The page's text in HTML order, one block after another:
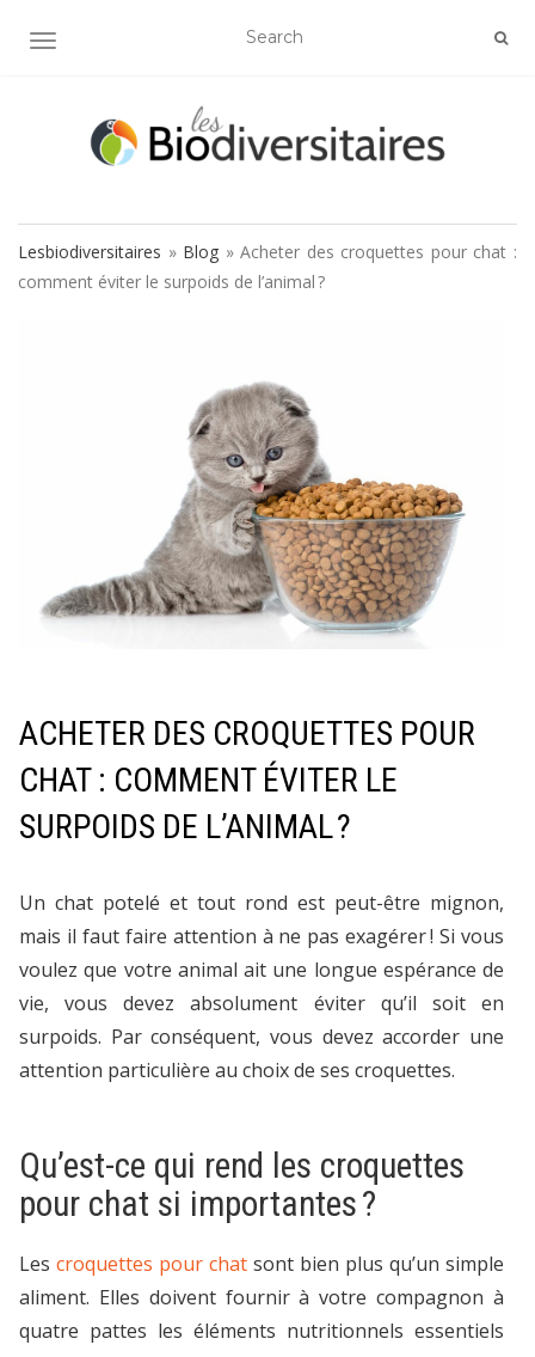
AFFICHER/MASQUER LA NAVIGATION
Lesbiodiversitaires » Blog »Acheter des croquettes pour chat :
comment éviter le surpoids de l’animal ?
ACHETER DES CROQUETTES POUR
CHAT : COMMENT ÉVITER LE
SURPOIDS DE L’ANIMAL ?
Un chat potelé et tout rond est peut-être mignon,
mais il faut faire attention à ne pas exagérer ! Si vous
voulez que votre animal ait une longue espérance de
vie, vous devez absolument éviter qu’il soit en
surpoids. Par conséquent, vous devez accorder une
attention particulière au choix de ses croquettes.
Qu’est-ce qui rend les croquettes
pour chat si importantes ?
Les croquettes pour chat sont bien plus qu’un simple
aliment. Elles doivent fournir à votre compagnon à
quatre pattes les éléments nutritionnels essentiels